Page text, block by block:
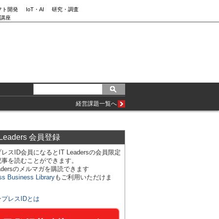
ト開発 IoT・AI
研究・調査
座
経営課題一覧へ
会員登録
スID会員になるとIT Leadersの会員限定
を読むことができます。
のメルマガを購読できます
Business Libraryもご利用いただけま
プレスIDとは